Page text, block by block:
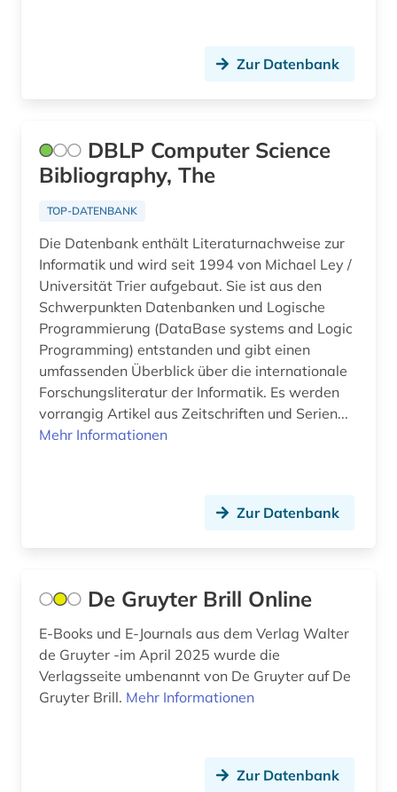
Zur Datenbank
DBLP Computer Science
Bibliography, The
TOP-DATENBANK
Die Datenbank enthält Literaturnachweise zur
Informatik und wird seit 1994 von Michael Ley /
Universität Trier aufgebaut. Sie ist aus den
Schwerpunkten Datenbanken und Logische
Programmierung (DataBase systems and Logic
Programming) entstanden und gibt einen
umfassenden Überblick über die internationale
Forschungsliteratur der Informatik. Es werden
vorrangig Artikel aus Zeitschriften und Serien...
Mehr Informationen
Zur Datenbank
De Gruyter Brill Online
E-Books und E-Journals aus dem Verlag Walter
de Gruyter -im April 2025 wurde die
Verlagsseite umbenannt von De Gruyter auf De
Gruyter Brill. Mehr Informationen
Zur Datenbank